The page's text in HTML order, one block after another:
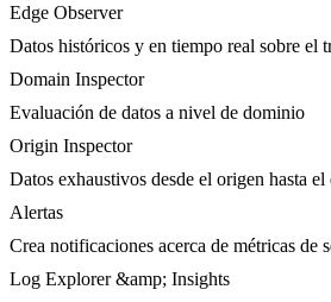
Edge Observer
Datos históricos y en tiempo real sobre el
Domain Inspector
Evaluación de datos a nivel de dominio
Origin Inspector
Datos exhaustivos desde el origen hasta el
Alertas
Crea notificaciones acerca de métricas de
Log Explorer &amp; Insights